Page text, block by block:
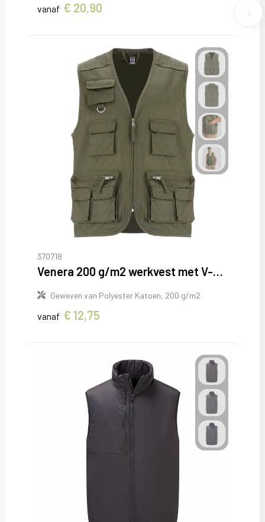
vanaf € 20,90
370718
Venera 200 g/m2 werkvest met V-hals en meerdere zakken
Geweven van Polyester Katoen, 200 g/m2
vanaf € 12,75